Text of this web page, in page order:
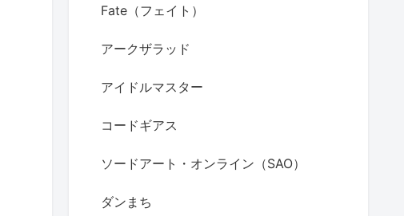
Fate（フェイト）
アークザラッド
アイドルマスター
コードギアス
ソードアート・オンライン（SAO）
ダンまち